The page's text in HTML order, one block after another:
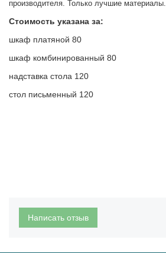
производителя. Только лучшие материалы.
Стоимость указана за:
шкаф платяной 80
шкаф комбинированный 80
надставка стола 120
стол письменный 120
Написать отзыв